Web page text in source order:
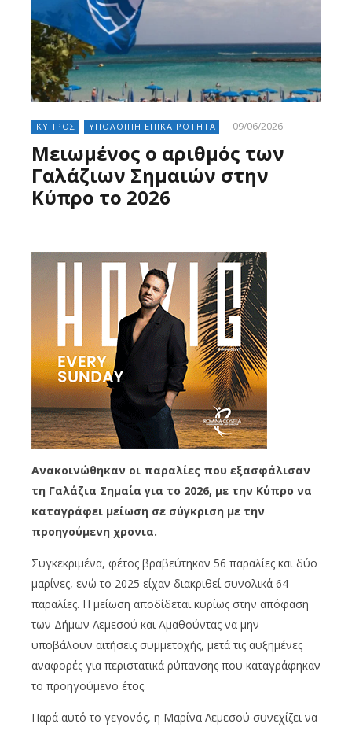
ΚΥΠΡΟΣ ΥΠΟΛΟΙΠΗ ΕΠΙΚΑΙΡΟΤΗΤΑ 09/06/2026
Μειωμένος ο αριθμός των
Γαλάζιων Σημαιών στην
Κύπρο το 2026
Ανακοινώθηκαν οι παραλίες που εξασφάλισαν
τη Γαλάζια Σημαία για το 2026, με την Κύπρο να
καταγράφει μείωση σε σύγκριση με την
προηγούμενη χρονια.
Συγκεκριμένα, φέτος βραβεύτηκαν 56 παραλίες και δύο
μαρίνες, ενώ το 2025 είχαν διακριθεί συνολικά 64
παραλίες. Η μείωση αποδίδεται κυρίως στην απόφαση
των Δήμων Λεμεσού και Αμαθούντας να μην
υποβάλουν αιτήσεις συμμετοχής, μετά τις αυξημένες
αναφορές για περιστατικά ρύπανσης που καταγράφηκαν
το προηγούμενο έτος.
Παρά αυτό το γεγονός, η Μαρίνα Λεμεσού συνεχίζει να